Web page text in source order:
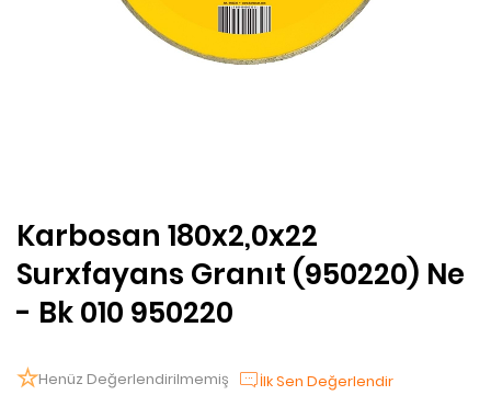
Karbosan 180x2,0x22
Surxfayans Granıt (950220) Ne
- Bk 010 950220
Henüz Değerlendirilmemiş İlk Sen Değerlendir